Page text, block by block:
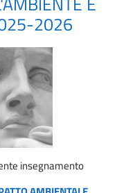
2026
insegnamento